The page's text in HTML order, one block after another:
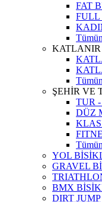
FAT
FULL
KATLANIR
ŞEHİR VE
TUR
DÜZ
YOL
GRAVEL
BMX
DIRT JUMP